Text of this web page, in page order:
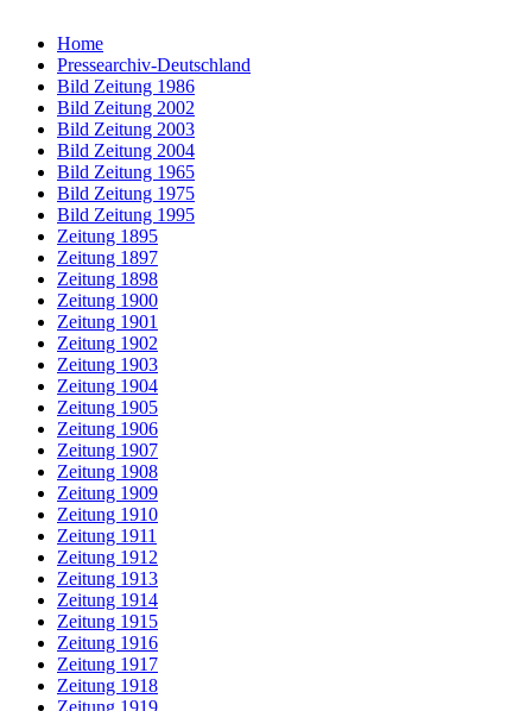
Home
Pressearchiv-Deutschland
Bild Zeitung 1986
Bild Zeitung 2002
Bild Zeitung 2003
Bild Zeitung 2004
Bild Zeitung 1965
Bild Zeitung 1975
Bild Zeitung 1995
Zeitung 1895
Zeitung 1897
Zeitung 1898
Zeitung 1900
Zeitung 1901
Zeitung 1902
Zeitung 1903
Zeitung 1904
Zeitung 1905
Zeitung 1906
Zeitung 1907
Zeitung 1908
Zeitung 1909
Zeitung 1910
Zeitung 1911
Zeitung 1912
Zeitung 1913
Zeitung 1914
Zeitung 1915
Zeitung 1916
Zeitung 1917
Zeitung 1918
Zeitung 1919